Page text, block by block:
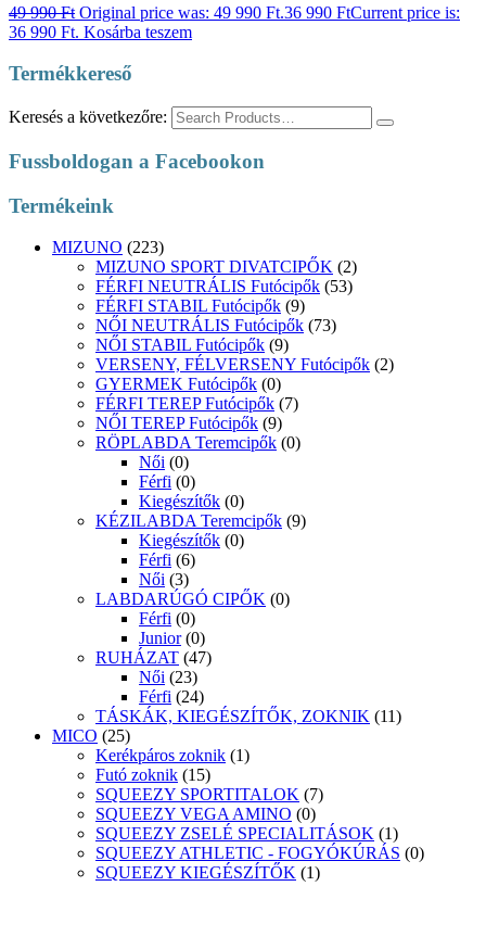
49 990Ft Original price was: 49 990 Ft.36 990 FtCurrent price is:
36 990 Ft. Kosárba teszem
Termékkereső
Keresés a következőre:
Fussboldogan a Facebookon
Termékeink
MIZUNO (223)
MIZUNO SPORT DIVATCIPŐK (2)
FÉRFI NEUTRÁLIS Futócipők (53)
FÉRFI STABIL Futócipők (9)
NŐI NEUTRÁLIS Futócipők (73)
NŐI STABIL Futócipők (9)
VERSENY, FÉLVERSENY Futócipők (2)
GYERMEK Futócipők (0)
FÉRFI TEREP Futócipők (7)
NŐI TEREP Futócipők (9)
RÖPLABDA Teremcipők (0)
Női (0)
Férfi (0)
Kiegészítők (0)
KÉZILABDA Teremcipők (9)
Kiegészítők (0)
Férfi (6)
Női (3)
LABDARÚGÓ CIPŐK (0)
Férfi (0)
Junior (0)
RUHÁZAT (47)
Női (23)
Férfi (24)
TÁSKÁK, KIEGÉSZÍTŐK, ZOKNIK (11)
MICO (25)
Kerékpáros zoknik (1)
Futó zoknik (15)
SQUEEZY SPORTITALOK (7)
SQUEEZY VEGA AMINO (0)
SQUEEZY ZSELÉ SPECIALITÁSOK (1)
SQUEEZY ATHLETIC - FOGYÓKÚRÁS (0)
SQUEEZY KIEGÉSZÍTŐK (1)